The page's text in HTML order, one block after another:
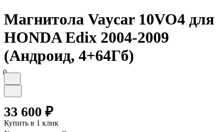
Магнитола Vaycar 10VO4 для
HONDA Edix 2004-2009
(Андроид, 4+64Гб)
0
33 600 ₽
Купить в 1 клик